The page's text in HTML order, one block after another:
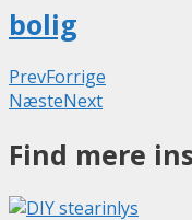
bolig
PrevForrige
NæsteNext
Find mere